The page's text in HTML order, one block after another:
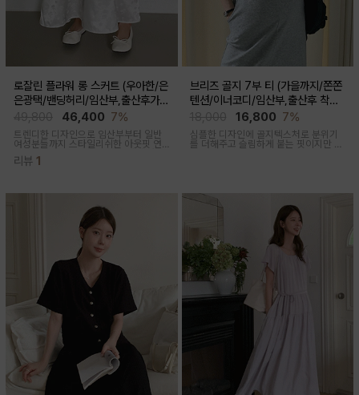
로잘린 플라워 롱 스커트 (우아한/은
은광택/밴딩허리/임산부,출산후가
46,400 7%
트렌디한 디자인으로 임산부부터 일반
여성분들까지 스타일리쉬한 아웃핏 연
패턴과 우아한 광택감이 세련된 롱스커
리뷰 1
브리즈 골지 7부 티 (가을까지/쫀쫀
텐션/이너코디/임산부,출산후 착용
16,800 7%
심플한 디자인에 골지텍스처로 분위기
를 더해주고 슬림하게 붙는 핏이지만 부